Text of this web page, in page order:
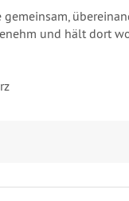
und hält dort